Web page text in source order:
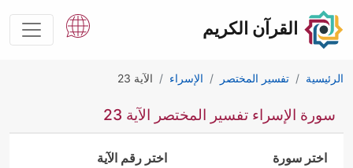
القرآن الكريم
الرئيسية تفسير المختصر الإسراء الآية 23
سورة الإسراء تفسير المختصر الآية 23
اختر سورة اختر رقم الآية